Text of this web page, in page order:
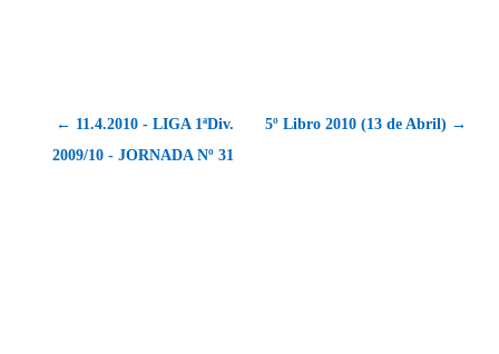
← 11.4.2010 - LIGA 1ªDiv.
2009/10 - JORNADA Nº 31
5º Libro 2010 (13 de Abril) →